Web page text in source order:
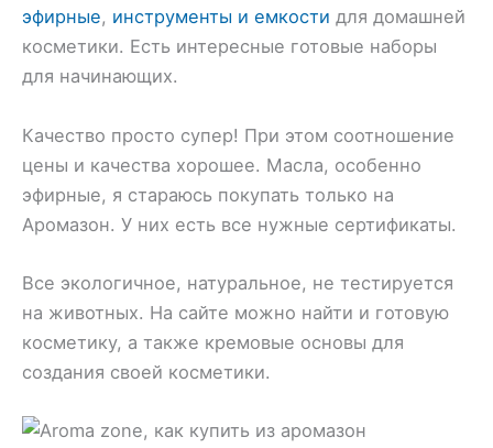
эфирные, инструменты и емкости для домашней
косметики. Есть интересные готовые наборы
для начинающих.
Качество просто супер! При этом соотношение
цены и качества хорошее. Масла, особенно
эфирные, я стараюсь покупать только на
Аромазон. У них есть все нужные сертификаты.
Все экологичное, натуральное, не тестируется
на животных. На сайте можно найти и готовую
косметику, а также кремовые основы для
создания своей косметики.